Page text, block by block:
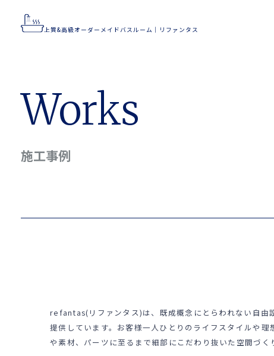
上質&高級オーダーメイドバスルーム｜リファンタス
Concept
Works
施工事例
refantas(リファンタス)は、既成概念にとらわれない自由
提供しています。お客様一人ひとりのライフスタイルや理
や素材、パーツに至るまで細部にこだわり抜いた空間づく